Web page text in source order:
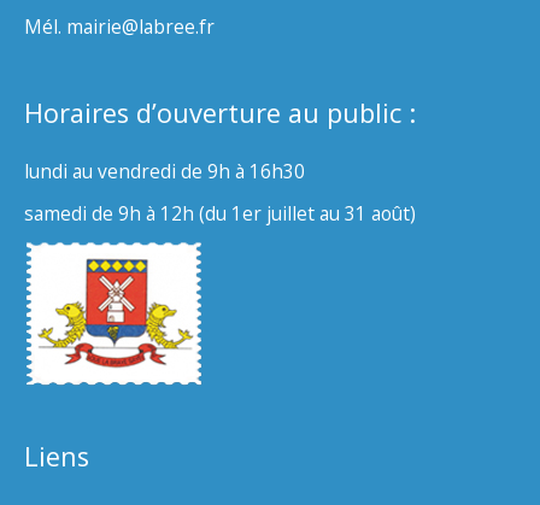
Mél. mairie@labree.fr
Horaires d’ouverture au public :
lundi au vendredi de 9h à 16h30
samedi de 9h à 12h (du 1er juillet au 31 août)
Liens